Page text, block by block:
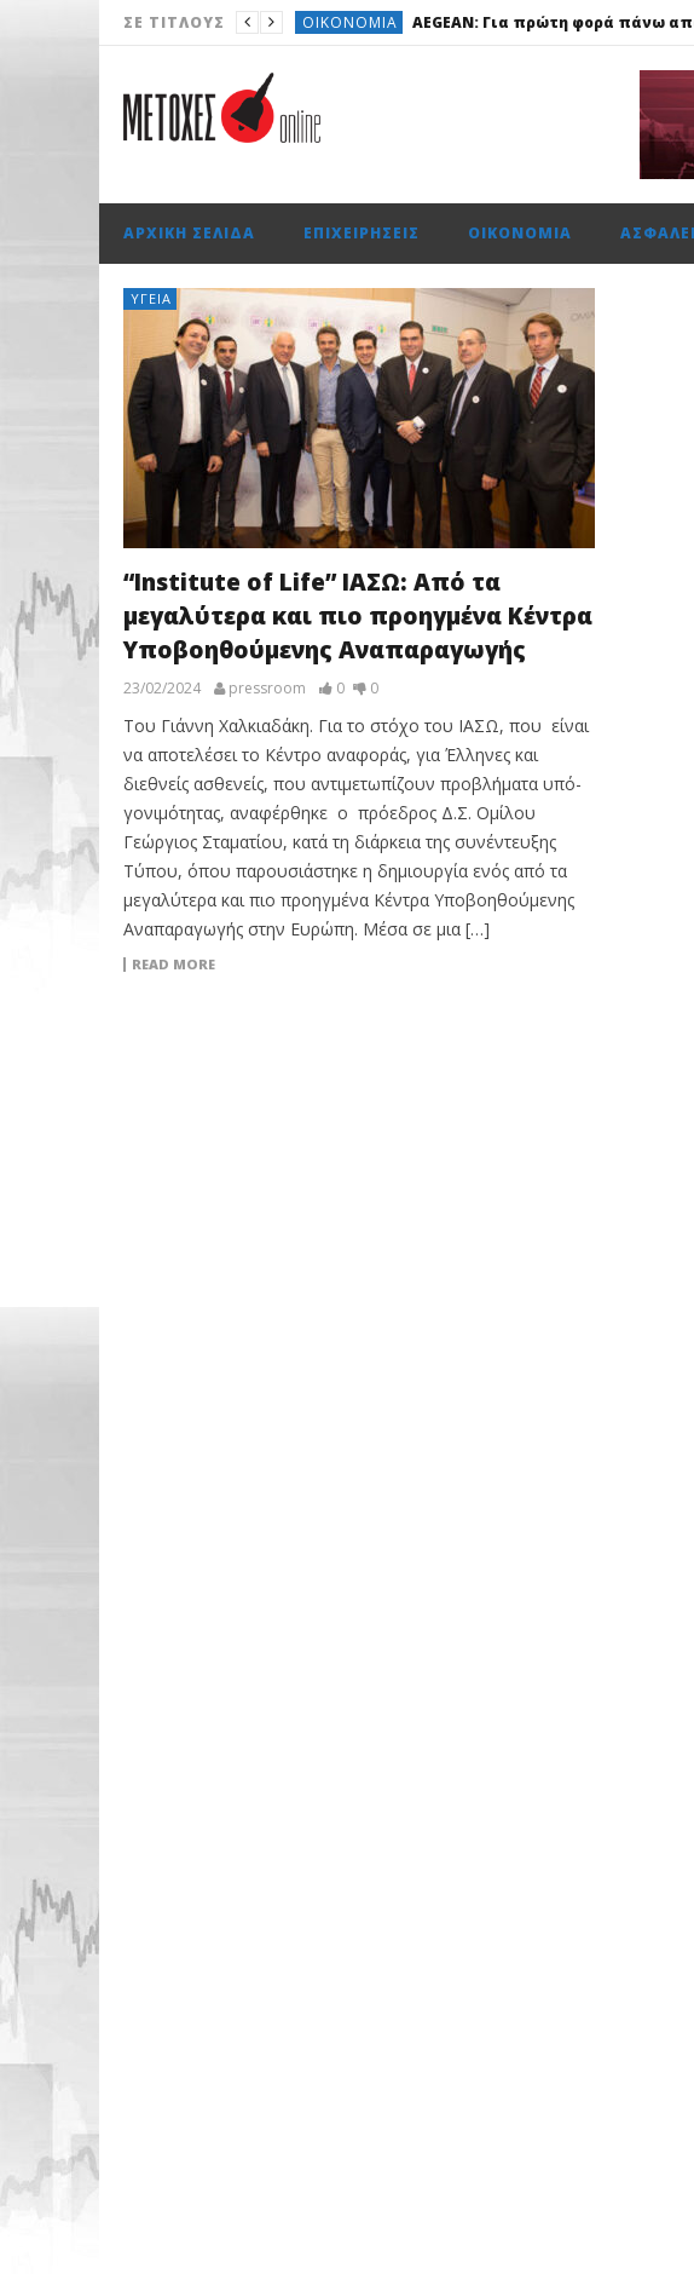
ΣΕ ΤΊΤΛΟΥΣ ΟΙΚΟΝΟΜΊΑ AEGEAN: Για πρώτη φορά πάνω
ΤΟ ΠΡΩΤΟΣΈΛΙΔΟ Δημιουργείται η νέα
AUTO OMODA & JAECOO: Την ασφάλεια
ΑΡΧΙΚΉ ΣΕΛΊΔΑ ΕΠΙΧΕΙΡΉΣΕΙΣ ΟΙΚΟΝΟΜΊΑ
ΥΓΕΊΑ
“Institute of Life” ΙΑΣΩ: Από τα
μεγαλύτερα και πιο προηγμένα Κέντρα
Υποβοηθούμενης Αναπαραγωγής
23/02/2024 pressroom 0 0
Του Γιάννη Χαλκιαδάκη. Για το στόχο του ΙΑΣΩ, που είναι
να αποτελέσει το Κέντρο αναφοράς, για Έλληνες και
διεθνείς ασθενείς, που αντιμετωπίζουν προβλήματα υπό-
γονιμότητας, αναφέρθηκε ο πρόεδρος Δ.Σ. Ομίλου
Γεώργιος Σταματίου, κατά τη διάρκεια της συνέντευξης
Τύπου, όπου παρουσιάστηκε η δημιουργία ενός από τα
μεγαλύτερα και πιο προηγμένα Κέντρα Υποβοηθούμενης
Αναπαραγωγής στην Ευρώπη. Μέσα σε μια […]
READ MORE